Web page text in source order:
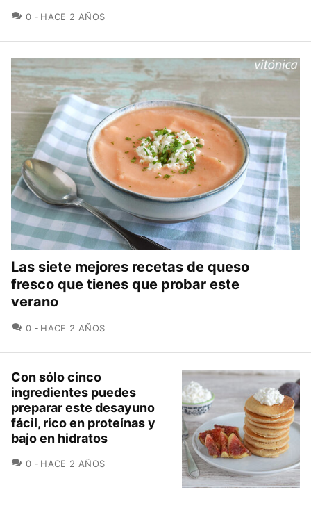
0 COMENTARIOS
HACE 2 AÑOS
Las siete mejores recetas de queso
fresco que tienes que probar este
verano
0 COMENTARIOS
HACE 2 AÑOS
Con sólo cinco
ingredientes puedes
preparar este desayuno
fácil, rico en proteínas y
bajo en hidratos
0 COMENTARIOS
HACE 2 AÑOS